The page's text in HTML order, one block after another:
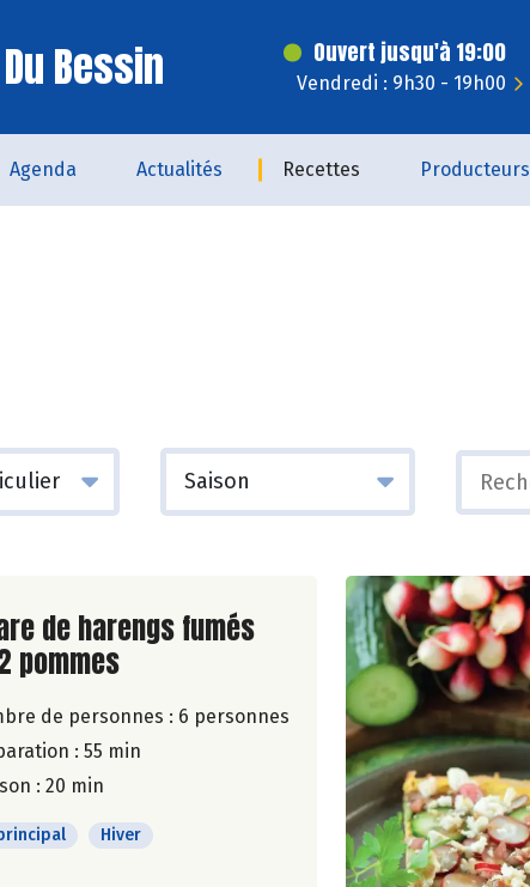
Bessin Ouvert jusqu'à 19:00
Vendredi : 9h30 - 19h00
Agenda Actualités Recettes Producteurs
suite de la recette
de harengs fumés
pommes
de personnes : 6 personnes
: 55 min
: 20 min
Hiver